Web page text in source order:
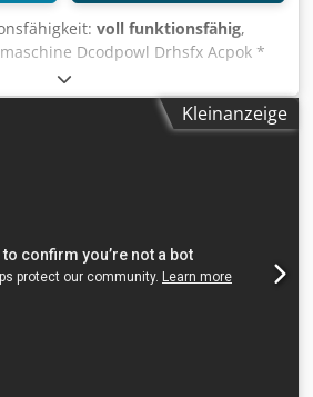
voll funktionsfähig,
Dcodpowl Drhsfx Acpok *
Maximales Einsatzgewicht 4.315 kg *
kg/cm * Bandagenbreite 1.300
Kleinanzeige